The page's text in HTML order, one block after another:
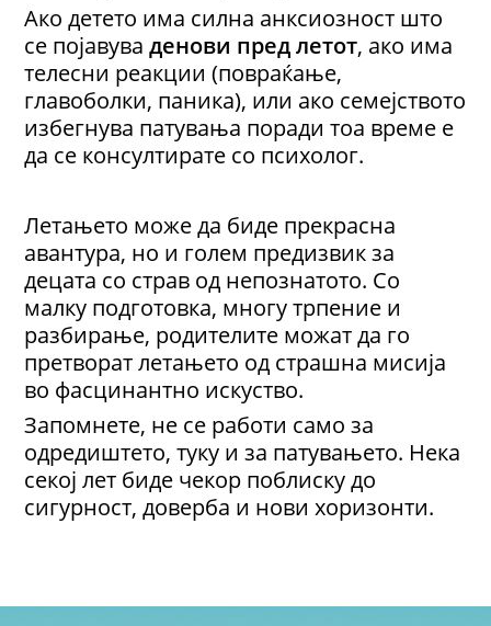
Ако детето има силна анксиозност што
се појавуваденови пред летот, ако има
телесни реакции (повраќање,
главоболки, паника), или ако семејството
избегнува патувања поради тоа време е
да се консултирате со психолог.
Летањето може да биде прекрасна
авантура, но и голем предизвик за
децата со страв од непознатото. Со
малку подготовка, многу трпение и
разбирање, родителите можат да го
претворат летањето од страшна мисија
во фасцинантно искуство.
Запомнете, не се работи само за
одредиштето, туку и за патувањето. Нека
секој лет биде чекор поблиску до
сигурност, доверба и нови хоризонти.